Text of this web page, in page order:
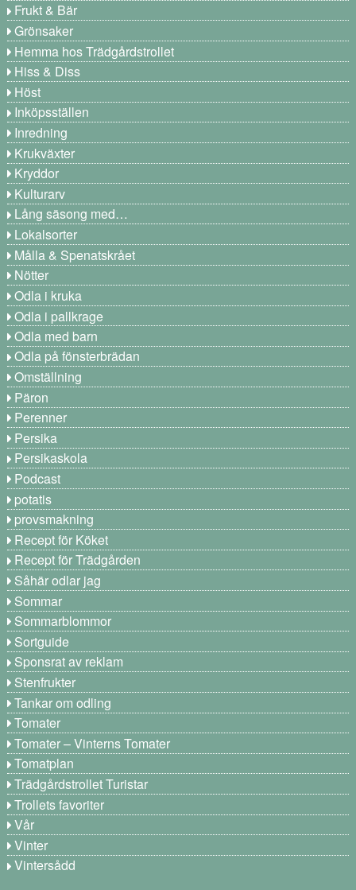
Frukt & Bär
Grönsaker
Hemma hos Trädgårdstrollet
Hiss & Diss
Höst
Inköpsställen
Inredning
Krukväxter
Kryddor
Kulturarv
Lång säsong med…
Lokalsorter
Målla & Spenatskrået
Nötter
Odla i kruka
Odla i pallkrage
Odla med barn
Odla på fönsterbrädan
Omställning
Päron
Perenner
Persika
Persikaskola
Podcast
potatis
provsmakning
Recept för Köket
Recept för Trädgården
Såhär odlar jag
Sommar
Sommarblommor
Sortguide
Sponsrat av reklam
Stenfrukter
Tankar om odling
Tomater
Tomater – Vinterns Tomater
Tomatplan
Trädgårdstrollet Turistar
Trollets favoriter
Vår
Vinter
Vintersådd